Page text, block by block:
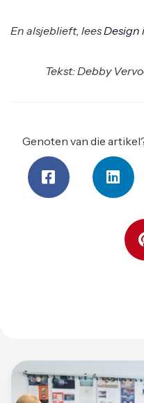
En alsjeblieft, leesDesign
Tekst: Debby
Genoten van die